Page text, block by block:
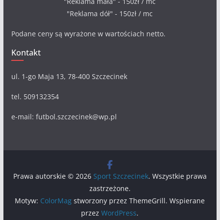
"Reklama dół" - 150zł / mc
Podane ceny są wyrażone w wartościach netto.
Kontakt
ul. 1-go Maja 13, 78-400 Szczecinek
tel. 509132354
e-mail: futbol.szczecinek@wp.pl
Prawa autorskie © 2026 Sport Szczecinek. Wszystkie prawa
zastrzeżone.
Motyw: ColorMag stworzony przez ThemeGrill. Wspierane
przezWordPress.